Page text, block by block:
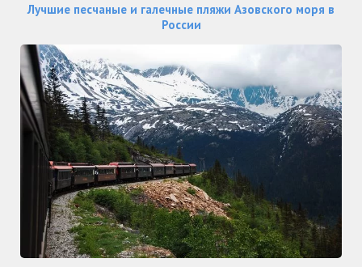
Лучшие песчаные и галечные пляжи Азовского моря в
России